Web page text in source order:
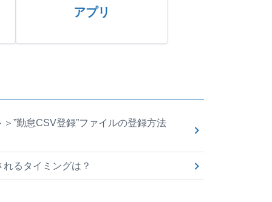
アプリ
”勤怠CSV登録”ファイルの登録方法
るタイミングは？